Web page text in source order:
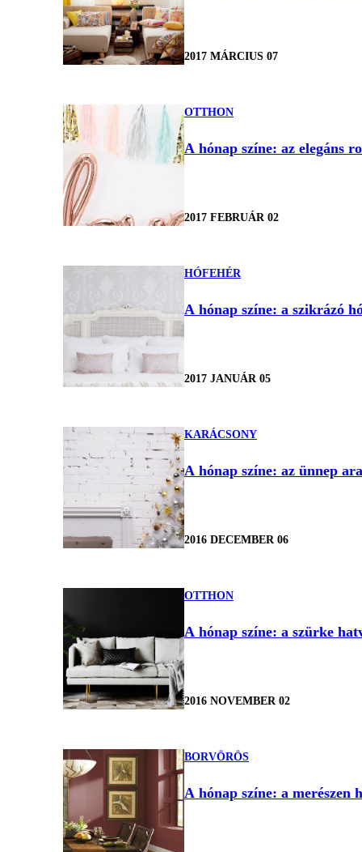
2017 MÁRCIUS 07
OTTHON
A hónap színe: az elegáns
2017 FEBRUÁR 02
HÓFEHÉR
A hónap színe: a szikrázó
2017 JANUÁR 05
KARÁCSONY
A hónap színe: az ünnep
2016 DECEMBER 06
OTTHON
A hónap színe: a szürke
2016 NOVEMBER 02
BORVÖRÖS
A hónap színe: a merészen